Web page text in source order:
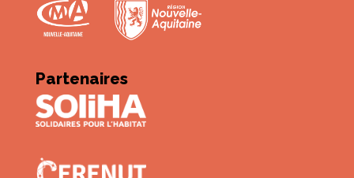
Partenaires